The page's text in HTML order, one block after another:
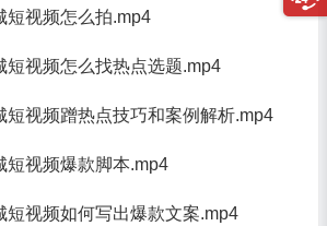
短视频怎么拍.mp4
短视频怎么找热点选题.mp4
短视频蹭热点技巧和案例解析.mp4
短视频爆款脚本.mp4
短视频如何写出爆款文案.mp4